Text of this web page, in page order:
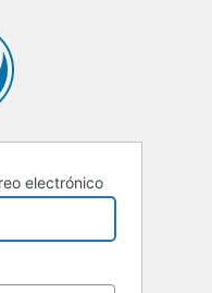
electrónico